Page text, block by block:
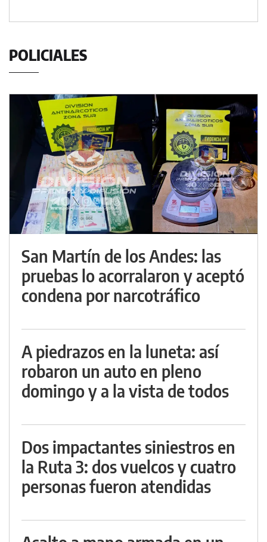
POLICIALES
San Martín de los Andes: las
pruebas lo acorralaron y aceptó
condena por narcotráfico
A piedrazos en la luneta: así
robaron un auto en pleno
domingo y a la vista de todos
Dos impactantes siniestros en
la Ruta 3: dos vuelcos y cuatro
personas fueron atendidas